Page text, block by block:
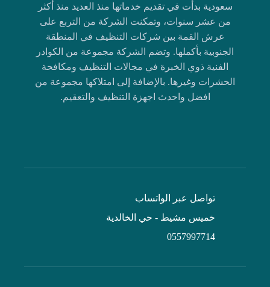
سعودية بدأت في تقديم خدماتها منذ العديد منذ أكثر
من عشر سنوات، وتمكنت الشركة من التربع على
عرش القمة بين شركات التنظيف في المنطقة
الجنوبية بأكملها. وتضم الشركة مجموعة من الكوادر
الفنية ذوي الخبرة في مجالات التنظيف ومكافحة
الحشرات وغيرها. بالإضافة إلى امتلاكها مجموعة من
افضل واحدث اجهزة التنظيف والتعقيم.
تواصل عبر الواتساب
خميس مشيط - حي الخالدية
0557997714